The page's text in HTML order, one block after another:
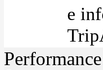
e
Performance